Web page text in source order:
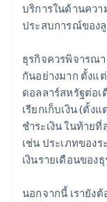
บริการในด้านคว
ประสบการณ์ของ
ธุรกิจควรพิจารณ
กันอย่างมาก ตั้งแ
ดอลลาร์สหรัฐต่อ
เรียกเก็บเงิน (ตั้ง
ชำระเงิน ในท้าย
เช่น ประเภทของ
เงินรายเดือนของ
นอกจากนี้ เรายัง